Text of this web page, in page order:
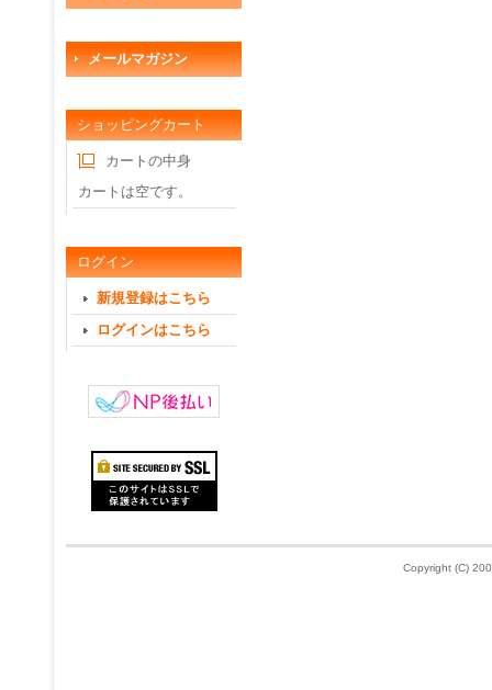
メールマガジン
ショッピングカート
カートの中身
カートは空です。
ログイン
新規登録はこちら
ログインはこちら
Copyright (C)